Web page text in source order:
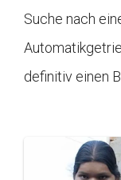
Suche nach
definitiv einen